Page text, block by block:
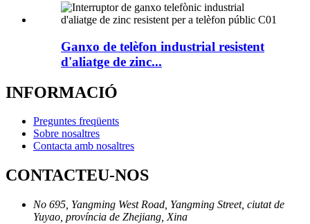
Ganxo de telèfon industrial resistent
d'aliatge de zinc...
INFORMACIÓ
Preguntes freqüents
Sobre nosaltres
Contacta amb nosaltres
CONTACTEU-NOS
No 695, Yangming West Road, Yangming Street, ciutat de
Yuyao, província de Zhejiang, Xina